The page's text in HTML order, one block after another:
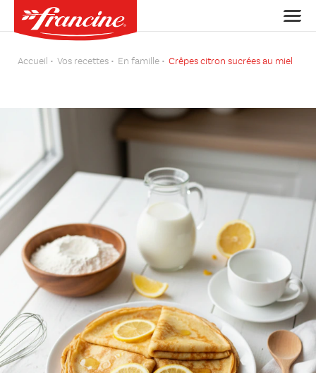
Accueil Vos recettes En famille Crêpes citron sucrées au miel